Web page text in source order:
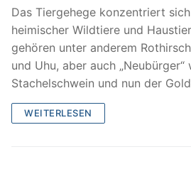
Das Tiergehege konzentriert
heimischer Wildtiere und
gehören unter anderem
und Uhu, aber auch „Neubürger“
Stachelschwein und nun der
WEITERLESEN